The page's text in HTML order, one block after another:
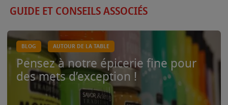
GUIDE ET CONSEILS ASSOCIÉS
BLOG AUTOUR DE LA TABLE
Pensez à notre épicerie fine pour
des mets d’exception !